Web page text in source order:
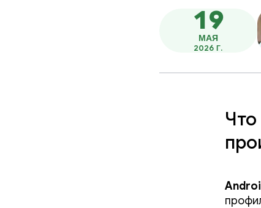
19
МАЯ
2026 Г.